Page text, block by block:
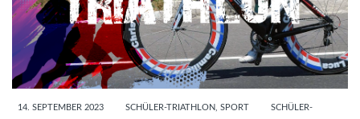
14. SEPTEMBER 2023 SCHÜLER-TRIATHLON SPORT SCHÜLER-